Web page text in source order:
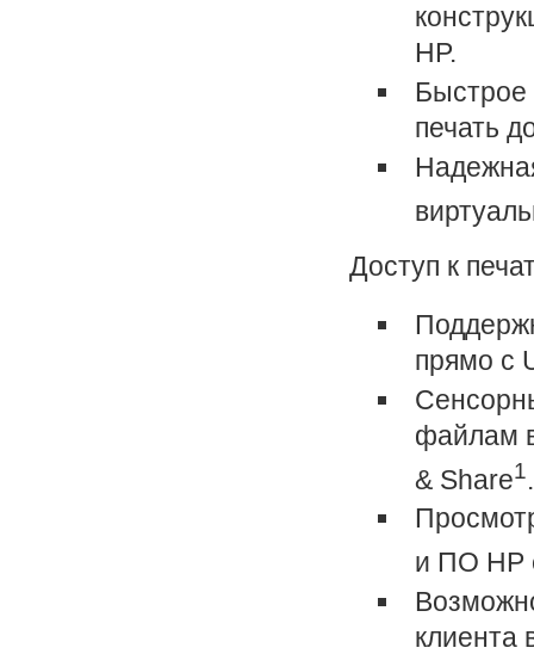
HP.
Быстрое
печать
Доступ к
прямо с
файлам
& Share1.
и ПО HP
клиента